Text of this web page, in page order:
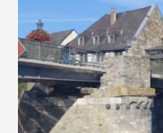
Seit Jahren kein
unserem